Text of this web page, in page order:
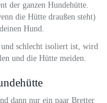
der ganzen Hundehütte.
die Hütte draußen steht)
Hund.
schlecht isoliert ist, wird
und die Hütte meiden.
dann nur ein paar Bretter